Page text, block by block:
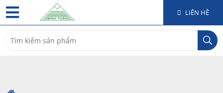
LIÊN HỆ
for: